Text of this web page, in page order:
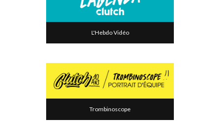
L'Hebdo Vidéo
Trombinoscope